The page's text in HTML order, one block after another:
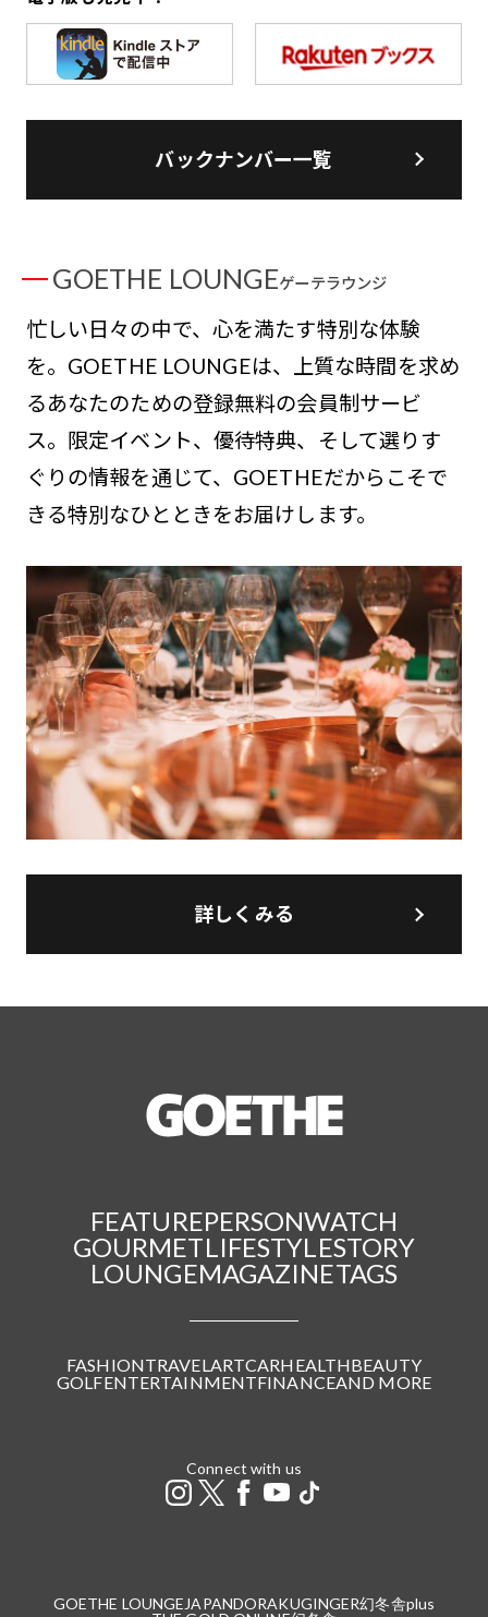
バックナンバー一覧
GOETHE LOUNGEゲーテラウンジ
忙しい日々の中で、心を満たす特別な体験
を。GOETHE LOUNGEは、上質な時間を求め
るあなたのための登録無料の会員制サービ
ス。限定イベント、優待特典、そして選りす
ぐりの情報を通じて、GOETHEだからこそで
きる特別なひとときをお届けします。
詳しくみる
FEATUREPERSONWATCH
GOURMETLIFESTYLESTORY
LOUNGEMAGAZINETAGS
FASHIONTRAVELARTCARHEALTHBEAUTY
GOLFENTERTAINMENTFINANCEAND MORE
Connect with us
GOETHE LOUNGE JAPANDORAKUGINGER幻冬舎plus